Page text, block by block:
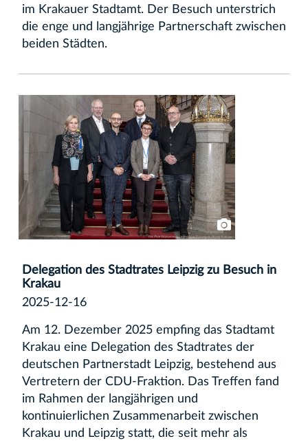
im Krakauer Stadtamt. Der Besuch unterstrich
die enge und langjährige Partnerschaft zwischen
beiden Städten.
Delegation des Stadtrates Leipzig zu Besuch in
Krakau
2025-12-16
Am 12. Dezember 2025 empfing das Stadtamt
Krakau eine Delegation des Stadtrates der
deutschen Partnerstadt Leipzig, bestehend aus
Vertretern der CDU-Fraktion. Das Treffen fand
im Rahmen der langjährigen und
kontinuierlichen Zusammenarbeit zwischen
Krakau und Leipzig statt, die seit mehr als